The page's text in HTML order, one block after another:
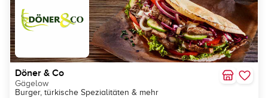
Döner & Co
Gägelow
Burger, türkische Spezialitäten & mehr